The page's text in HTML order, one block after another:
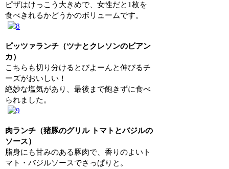
ピザはけっこう大きめで、女性だと1枚を
食べきれるかどうかのボリュームです。
ピッツァランチ（ツナとクレソンのビアン
カ）
こちらも切り分けるとびよーんと伸びるチ
ーズがおいしい！
絶妙な塩気があり、最後まで飽きずに食べ
られました。
肉ランチ（猪豚のグリル トマトとバジルの
ソース）
脂身にも甘みのある豚肉で、香りのよいト
マト・バジルソースでさっぱりと。